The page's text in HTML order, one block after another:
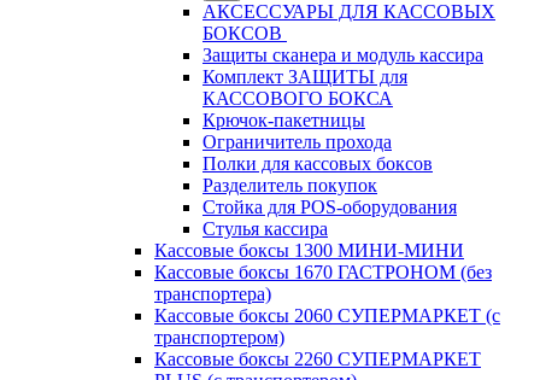
АКСЕССУАРЫ ДЛЯ КАССОВЫХ
БОКСОВ
Защиты сканера и модуль кассира
Комплект ЗАЩИТЫ для
КАССОВОГО БОКСА
Крючок-пакетницы
Ограничитель прохода
Полки для кассовых боксов
Разделитель покупок
Стойка для POS-оборудования
Стулья кассира
Кассовые боксы 1300 МИНИ-МИНИ
Кассовые боксы 1670 ГАСТРОНОМ (без
транспортера)
Кассовые боксы 2060 СУПЕРМАРКЕТ (с
транспортером)
Кассовые боксы 2260 СУПЕРМАРКЕТ